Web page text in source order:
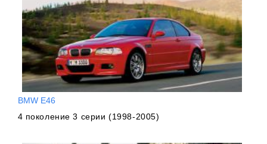
BMW E46
4 поколение 3 серии (1998-2005)